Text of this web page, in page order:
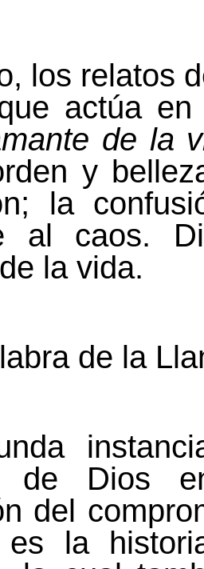
los relatos
actúa
de la
y
la
al caos.
la vida.
de la
Dios
del
es la